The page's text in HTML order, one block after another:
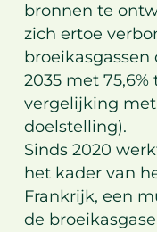
bronnen te
zich ertoe
2035 met
vergelijking met
doelstelling).
Sinds 2020
het kader van
Frankrijk, een
de